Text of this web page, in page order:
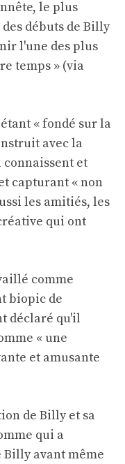
le plus
débuts de Billy
l'une des plus
temps » (via
« fondé sur la
avec la
et
capturant « non
les amitiés, les
qui ont
comme
biopic de
déclaré qu'il
« une
et amusante
de Billy et sa
qui a
avant même